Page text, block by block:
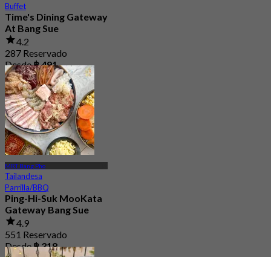
Buffet
Time's Dining Gateway
At Bang Sue
4.2
287 Reservado
Desde฿ 491
MRT Bang Pho
Tailandesa
Parrilla/BBQ
Ping-Hi-Suk MooKata
Gateway Bang Sue
4.9
551 Reservado
Desde฿ 318